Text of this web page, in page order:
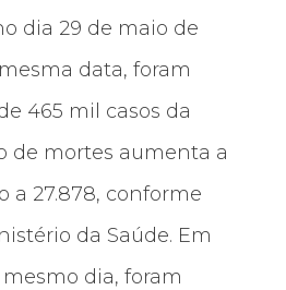
dia 29 de maio de
data, foram
465 mil casos da
de mortes aumenta a
a 27.878, conforme
da Saúde. Em
dia, foram